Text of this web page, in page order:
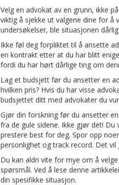
Velg en advokat av en grunn, ikke
viktig å sjekke ut valgene dine for
undersøkelser, ble situasjonen
Ikke føl deg forpliktet til å ansette
en kontrakt etter at du har blitt
fordi du har hørt dårlige ting om
Lag et budsjett før du ansetter en
hvilken pris? Hvis du har visse
budsjettet ditt med advokater du
Gjør din forskning før du ansetter
fra de gule sidene. Ikke gjør det!
prestere best for deg. Spor opp
personlighet og track record. Det
Du kan aldri vite for mye om å
spørsmål. Ved å lese denne
din spesifikke situasjon.